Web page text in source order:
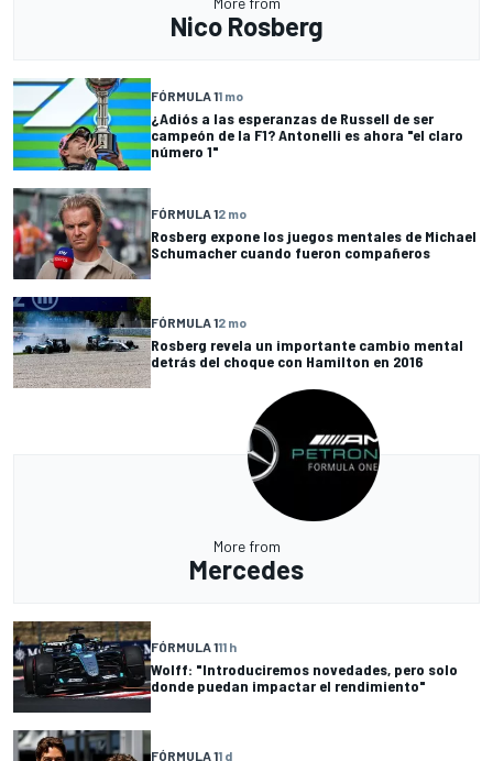
Nico Rosberg
FÓRMULA 11 mo
¿Adiós a las esperanzas de Russell de ser
campeón de la F1? Antonelli es ahora "el claro
número 1"
FÓRMULA 12 mo
Rosberg expone los juegos mentales de Michael
Schumacher cuando fueron compañeros
FÓRMULA 12 mo
Rosberg revela un importante cambio mental
detrás del choque con Hamilton en 2016
More from
Mercedes
FÓRMULA 111 h
Wolff: "Introduciremos novedades, pero solo
donde puedan impactar el rendimiento"
FÓRMULA 11 d